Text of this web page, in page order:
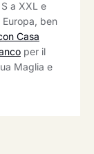
a XXL e
ben
Casa
per il
Maglia e